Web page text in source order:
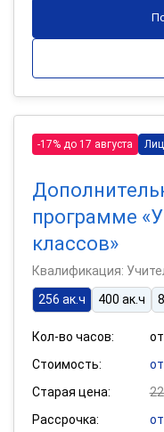
-17% до 17 августа
программе
классов»
Квалификация:
256 ак.ч
400 ак.ч
Кол-во часов:
Стоимость:
Старая цена:
Рассрочка: